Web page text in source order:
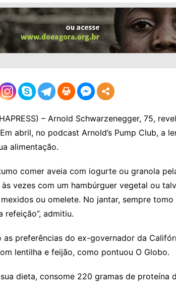
Fama e TV
Justiça
Mundo
– Arnold Schwarzenegger, 75,
abril, no podcast Arnold’s Pump Club, a
alimentação.
comer aveia com iogurte ou granola
vezes com um hambúrguer vegetal ou
ou omelete. No jantar, sempre
refeição”, admitiu.
as preferências do ex-governador da
lentilha e feijão, como pontuou O Globo.
dieta, consome 220 gramas de proteína